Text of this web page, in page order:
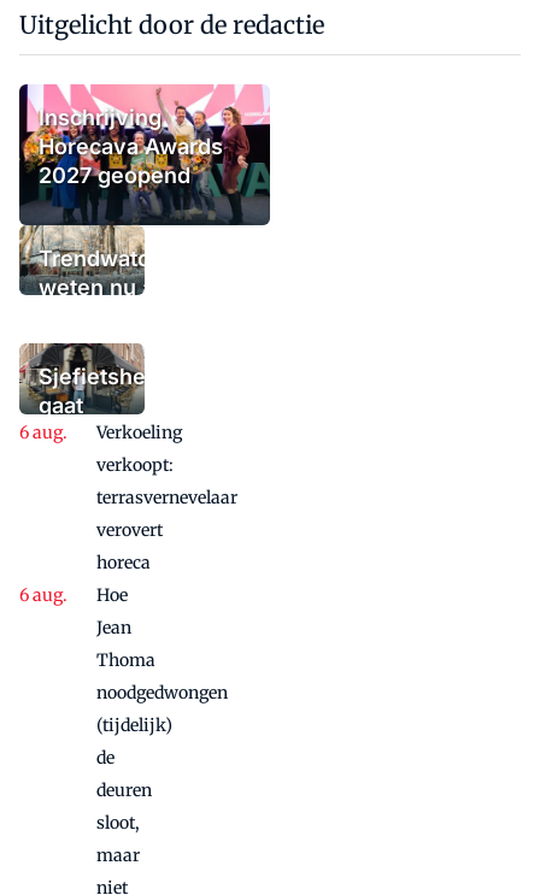
Uitgelicht door de redactie
Inschrijving
Horecava Awards
2027 geopend
Trendwatchers
weten nu al wat
moet bieden:
'Iedere dag een
waaaaaanzinnige
aanbieding'
Sjefietshe
gaat
vanwege
succes
maandje
Verkoeling
verkoopt:
terrasvernevelaar
verovert
horeca
Hoe
Jean
Thoma
noodgedwongen
(tijdelijk)
de
deuren
sloot,
maar
niet